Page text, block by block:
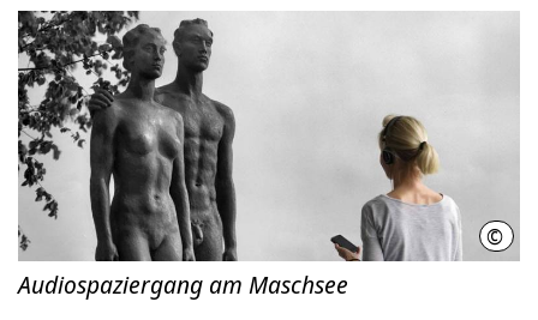
© LHH
Audiospaziergang am Maschsee